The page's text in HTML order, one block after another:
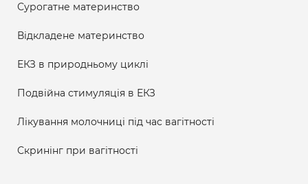
Сурогатне материнство
Відкладене материнство
ЕКЗ в природньому циклі
Подвійна стимуляція в ЕКЗ
Лікування молочниці під час вагітності
Скринінг при вагітності